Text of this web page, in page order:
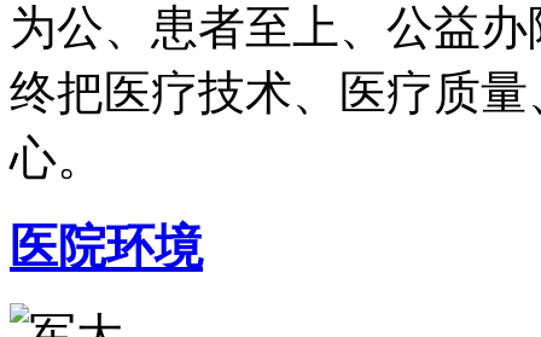
为公、患者至上、公益
终把医疗技术、医疗质
心。
医院环境